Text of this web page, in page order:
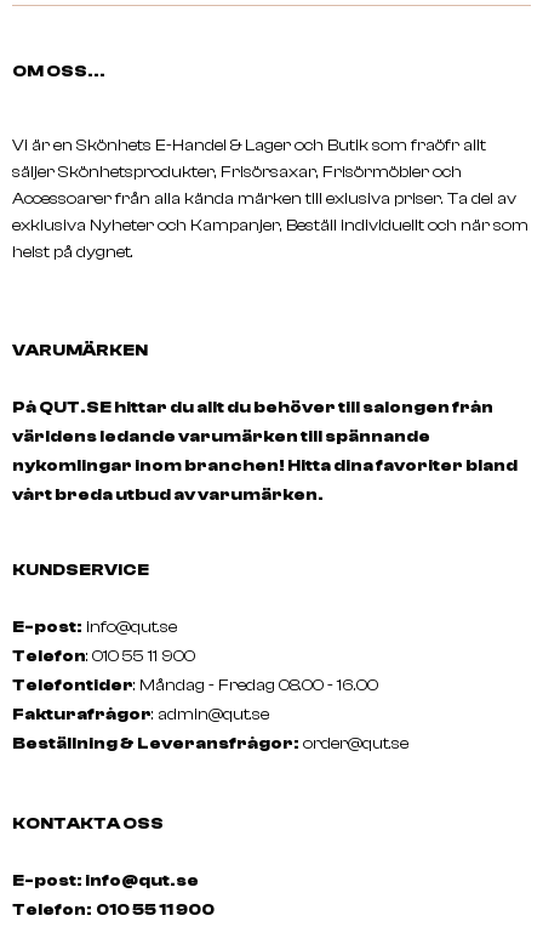
OM OSS...
Vi är en Skönhets E-Handel & Lager och Butik som fraöfr allt
säljer Skönhetsprodukter, Frisörsaxar, Frisörmöbler och
Accessoarer från alla kända märken till exlusiva priser. Ta del av
exklusiva Nyheter och Kampanjer, Beställ individuellt och när som
helst på dygnet.
VARUMÄRKEN
På QUT.SE hittar du allt du behöver till salongen från
världens ledande varumärken till spännande
nykomlingar inom branchen! Hitta dina favoriter bland
vårt breda utbud av varumärken.
KUNDSERVICE
E-post: info@qut.se
Telefon: 010 55 11 900
Telefontider: Måndag - Fredag 08.00 - 16.00
Fakturafrågor: admin@qut.se
Beställning & Leveransfrågor: order@qut.se
KONTAKTA OSS
E-post: info@qut.se
Telefon: 010 55 11 900